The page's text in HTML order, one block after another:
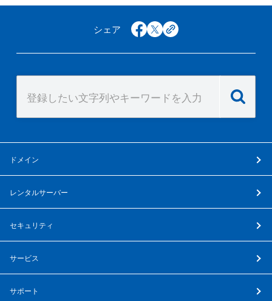
シェア facebook
x copy
ドメイン
レンタルサーバー
セキュリティ
サービス
サポート